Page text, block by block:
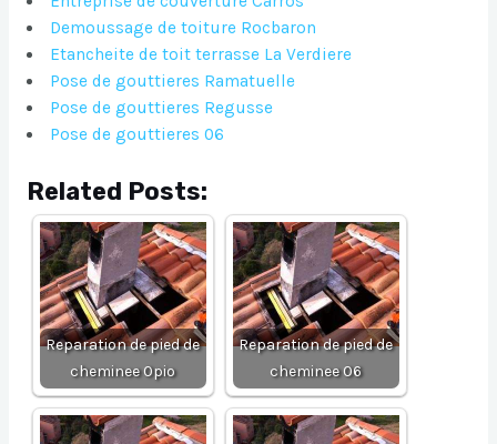
Demoussage de toiture Rocbaron
Etancheite de toit terrasse La Verdiere
Pose de gouttieres Ramatuelle
Pose de gouttieres Regusse
Pose de gouttieres 06
Related Posts:
Reparation de pied de
cheminee Opio
Reparation de pied de
cheminee 06